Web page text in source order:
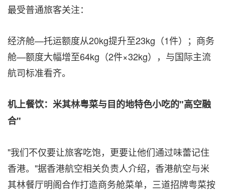
最受普通旅客关注：
经济舱—托运额度从20kg提升至23kg（1件）；商务
舱—额度大幅增至64kg（2件×32kg），与国际主流
航司标准看齐。
机上餐饮：米其林粤菜与目的地特色小吃的"高空融
合"
"我们不仅要让旅客吃饱，更要让他们通过味蕾记住
香港。"据香港航空相关负责人介绍，香港航空与米
其林餐厅明阁合作打造商务舱菜单，三道招牌粤菜按